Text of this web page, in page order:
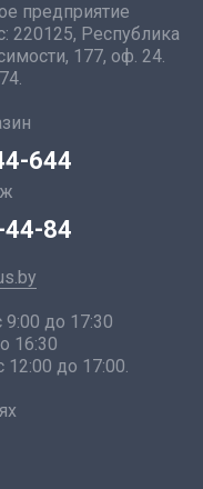
предприятие
220125, Республика
177, оф. 24.
644
44-84
9:00 до 17:30
16:30
12:00 до 17:00.